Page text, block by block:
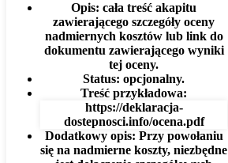
Opis: cała treść akapitu
zawierającego szczegóły oceny
nadmiernych kosztów lub link do
dokumentu zawierającego wyniki
tej oceny.
Status: opcjonalny.
Treść przykładowa:
https://deklaracja-
dostepnosci.info/ocena.pdf
Dodatkowy opis: Przy powołaniu
się na nadmierne koszty, niezbędne